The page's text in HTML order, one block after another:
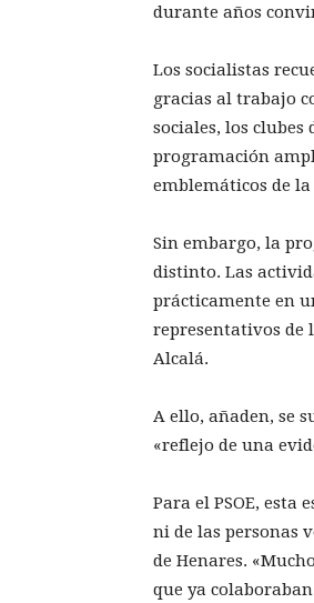
durante años
Los socialistas
gracias al trabajo
sociales, los
programación
emblemáticos de la
Sin embargo, la
distinto. Las
prácticamente en
representativos de
Alcalá.
A ello, añaden, se
«reflejo de una
Para el PSOE, esta
ni de las personas
de Henares.
que ya